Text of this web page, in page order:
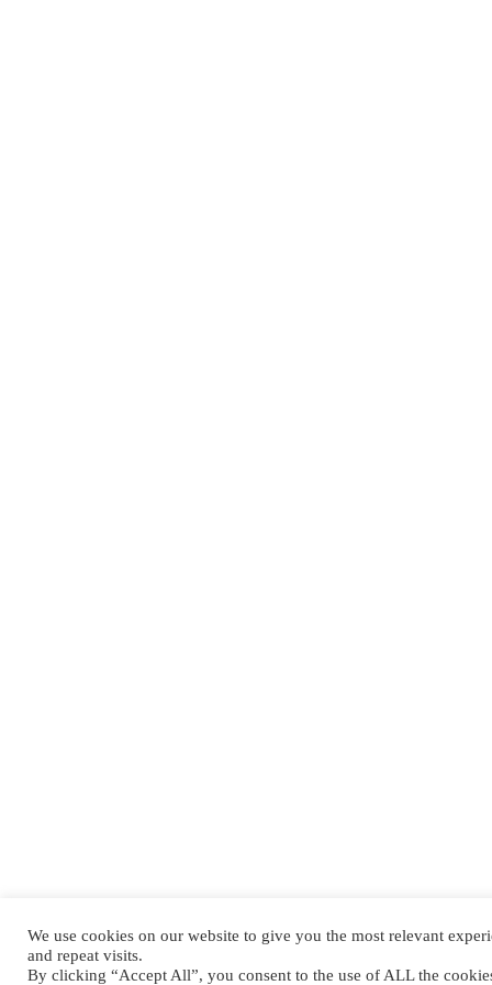
We use cookies on our website to give you the most relevant
and repeat visits.
By clicking “Accept All”, you consent to the use of ALL the